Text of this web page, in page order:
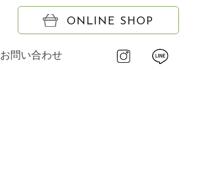
ONLINE SHOP
お問い合わせ